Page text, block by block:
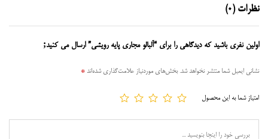
نظرات (0)
اولین نفری باشید که دیدگاهی را برای “آلبالو مجاری پایه رویشی” ارسال می کنید;
نشانی ایمیل شما منتشر نخواهد شد. بخش‌های موردنیاز علامت‌گذاری شده‌اند *
امتیاز شما به این محصول